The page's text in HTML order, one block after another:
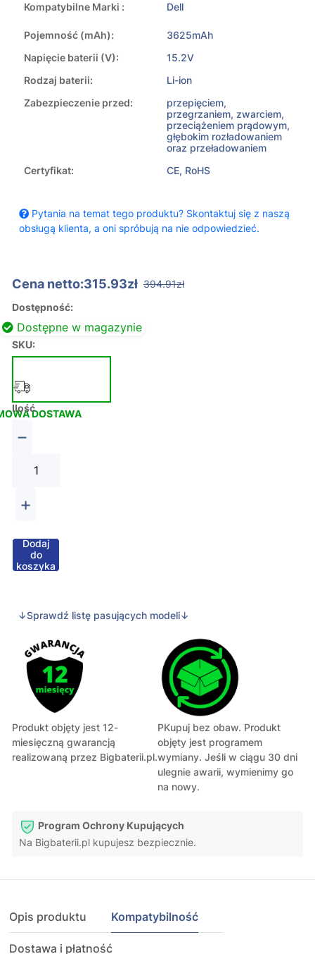
Kompatybilne Marki : Dell
Pojemność (mAh):
3625mAh
Napięcie baterii (V):
15.2V
Rodzaj baterii:
Li-ion
Zabezpieczenie przed:
przepięciem,
przegrzaniem, zwarciem,
przeciążeniem prądowym,
głębokim rozładowaniem
oraz przeładowaniem
Certyfikat:
CE, RoHS
Pytania na temat tego produktu? Skontaktuj się z naszą
obsługą klienta, a oni spróbują na nie odpowiedzieć.
Cena netto:315.93zł 394.91zł
Dostępność:
Dostępne w magazynie
SKU:
DOSTAWA
Ilość
−
+
Dodaj
do
koszyka
↓Sprawdź listę pasujących modeli↓
Produkt objęty jest 12-
miesięczną gwarancją
realizowaną przez Bigbaterii.pl.
PKupuj bez obaw. Produkt
objęty jest programem
wymiany. Jeśli w ciągu 30 dni
ulegnie awarii, wymienimy go
na nowy.
Program Ochrony Kupujących
Na Bigbaterii.pl kupujesz bezpiecznie.
Opis produktu Kompatybilność
Dostawa i płatność